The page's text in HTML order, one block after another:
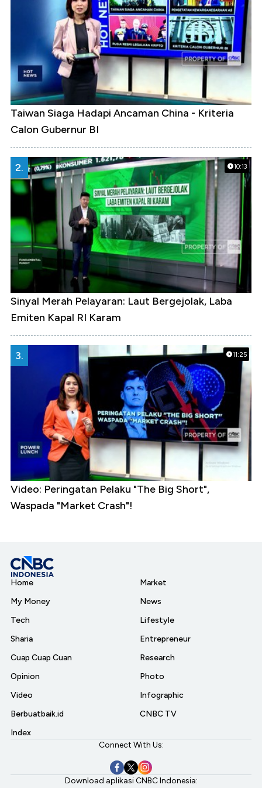
Taiwan Siaga Hadapi Ancaman China - Kriteria
Calon Gubernur BI
10:13
2.
Sinyal Merah Pelayaran: Laut Bergejolak, Laba
Emiten Kapal RI Karam
11:25
3.
Video: Peringatan Pelaku "The Big Short",
Waspada "Market Crash"!
Home
My Money
Tech
Sharia
Cuap Cuap Cuan
Opinion
Video
Berbuatbaik.id
Index
Market
News
Lifestyle
Entrepreneur
Research
Photo
Infographic
CNBC TV
Connect With Us:
Download aplikasi CNBC Indonesia: